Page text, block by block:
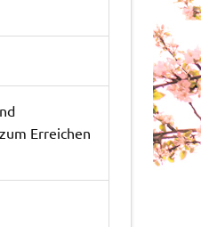
Erreichen